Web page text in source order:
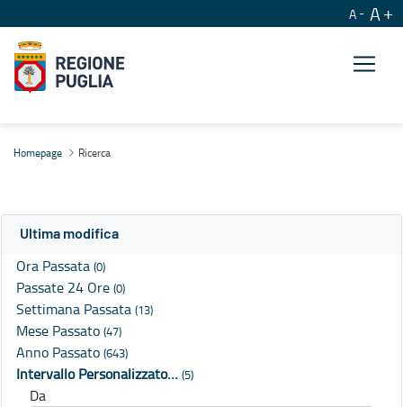
A A
Homepage Ricerca
Ultima modifica
Ora Passata (0)
Passate 24 Ore (0)
Settimana Passata (13)
Mese Passato (47)
Anno Passato (643)
Intervallo Personalizzato… (5)
Da